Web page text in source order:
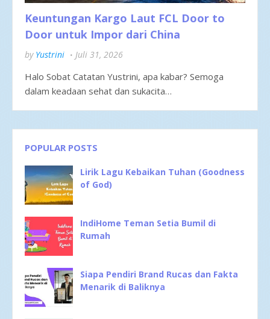
Keuntungan Kargo Laut FCL Door to
Door untuk Impor dari China
by Yustrini Juli 31, 2026
Halo Sobat Catatan Yustrini, apa kabar? Semoga
dalam keadaan sehat dan sukacita…
POPULAR POSTS
Lirik Lagu Kebaikan Tuhan (Goodness
of God)
IndiHome Teman Setia Bumil di
Rumah
Siapa Pendiri Brand Rucas dan Fakta
Menarik di Baliknya